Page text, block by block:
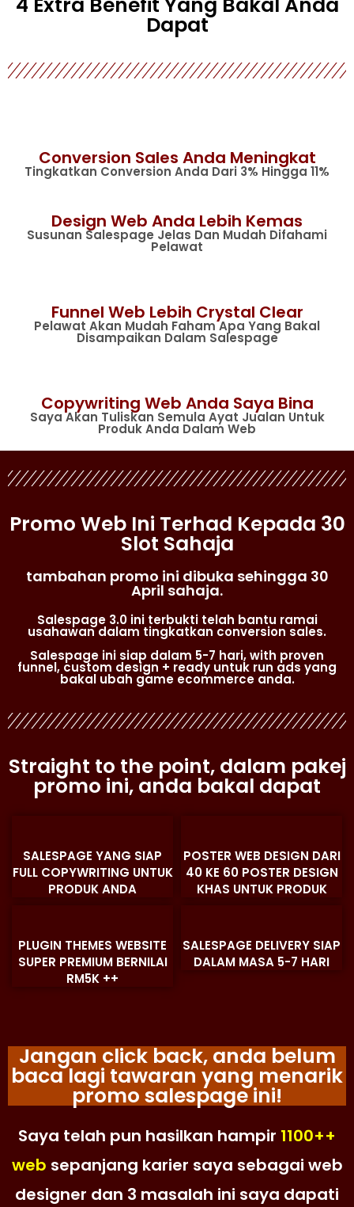
Dapat
Conversion Sales Anda Meningkat
Tingkatkan Conversion Anda Dari 3% Hingga 11%
Design Web Anda Lebih Kemas
Susunan Salespage Jelas Dan Mudah Difahami
Pelawat
Funnel Web Lebih Crystal Clear
Pelawat Akan Mudah Faham Apa Yang Bakal
Disampaikan Dalam Salespage
Copywriting Web Anda Saya Bina
Saya Akan Tuliskan Semula Ayat Jualan Untuk
Produk Anda Dalam Web
Promo Web Ini Terhad Kepada 30
Slot Sahaja
tambahan promo ini dibuka sehingga 30
April sahaja.
Salespage 3.0 ini terbukti telah bantu ramai
usahawan dalam tingkatkan conversion sales.
Salespage ini siap dalam 5-7 hari, with proven
funnel, custom design + ready untuk run ads yang
bakal ubah game ecommerce anda.
Straight to the point, dalam pakej
promo ini, anda bakal dapat
SALESPAGE YANG SIAP
FULL COPYWRITING UNTUK
PRODUK ANDA
POSTER WEB DESIGN DARI
40 KE 60 POSTER DESIGN
KHAS UNTUK PRODUK
PLUGIN THEMES WEBSITE
SUPER PREMIUM BERNILAI
RM5K ++
SALESPAGE DELIVERY SIAP
DALAM MASA 5-7 HARI
Jangan click back, anda belum
baca lagi tawaran yang menarik
promo salespage ini!
Saya telah pun hasilkan hampir 1100++
web sepanjang karier saya sebagai web
designer dan 3 masalah ini saya dapati